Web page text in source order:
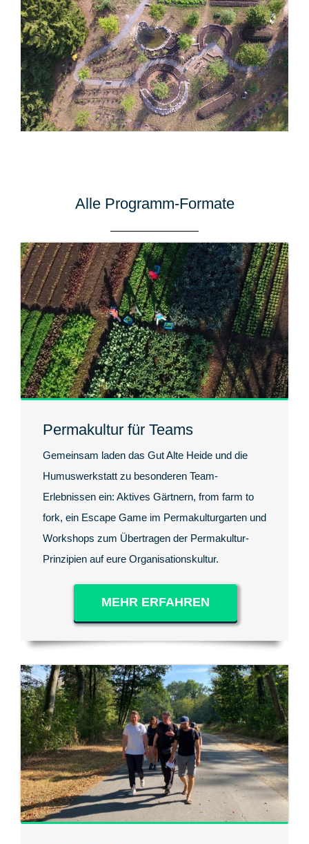
Alle Programm-Formate
Permakultur für Teams
Gemeinsam laden das Gut Alte Heide und die
Humuswerkstatt zu besonderen Team-
Erlebnissen ein: Aktives Gärtnern, from farm to
fork, ein Escape Game im Permakulturgarten und
Workshops zum Übertragen der Permakultur-
Prinzipien auf eure Organisationskultur.
MEHR ERFAHREN